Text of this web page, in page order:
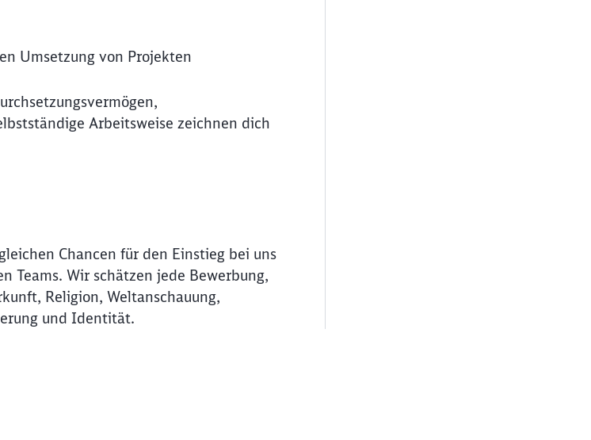
Umsetzung von Projekten
Arbeitsweise zeichnen dich
Chancen für den Einstieg bei uns
Teams. Wir schätzen jede Bewerbung,
Religion, Weltanschauung,
und Identität.